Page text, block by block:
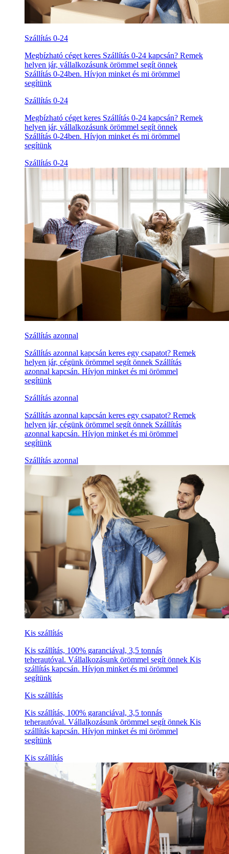
Szállítás 0-24
Megbízható céget keres Szállítás 0-24 kapcsán? Remek
helyen jár, vállalkozásunk örömmel segít önnek
Szállítás 0-24ben. Hívjon minket és mi örömmel
segítünk
Szállítás 0-24
Megbízható céget keres Szállítás 0-24 kapcsán? Remek
helyen jár, vállalkozásunk örömmel segít önnek
Szállítás 0-24ben. Hívjon minket és mi örömmel
segítünk
Szállítás 0-24
Szállítás azonnal
Szállítás azonnal kapcsán keres egy csapatot? Remek
helyen jár, cégünk örömmel segít önnek Szállítás
azonnal kapcsán. Hívjon minket és mi örömmel
segítünk
Szállítás azonnal
Szállítás azonnal kapcsán keres egy csapatot? Remek
helyen jár, cégünk örömmel segít önnek Szállítás
azonnal kapcsán. Hívjon minket és mi örömmel
segítünk
Szállítás azonnal
Kis szállítás
Kis szállítás, 100% garanciával, 3,5 tonnás
teherautóval. Vállalkozásunk örömmel segít önnek Kis
szállítás kapcsán. Hívjon minket és mi örömmel
segítünk
Kis szállítás
Kis szállítás, 100% garanciával, 3,5 tonnás
teherautóval. Vállalkozásunk örömmel segít önnek Kis
szállítás kapcsán. Hívjon minket és mi örömmel
segítünk
Kis szállítás